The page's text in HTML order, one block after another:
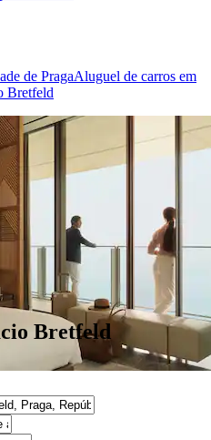
de PragaAluguel de carros em
Bretfeld
Bretfeld